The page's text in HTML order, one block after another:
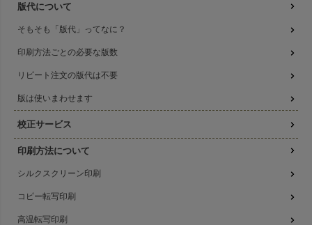
版代について
そもそも「版代」ってなに？
印刷方法ごとの必要な版数
リピート注文の版代は不要
版は使いまわせます
校正サービス
印刷方法について
シルクスクリーン印刷
コピー転写印刷
高温転写印刷